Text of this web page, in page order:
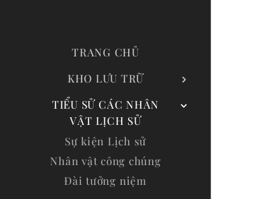
TRANG CHỦ
KHO LƯU TRỮ
TIỂU SỬ CÁC NHÂN
VẬT LỊCH SỬ
Sự kiện Lịch sử
Nhân vật công chúng
Đài tưởng niệm